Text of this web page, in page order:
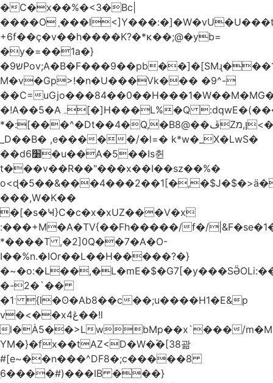
�C�x��%�<3�Bc|
+6f��ç�v��h����K?�*κ��;@�yb=
�y�=��1a�}
�ש9Pov;A�B�F���9��pb��]�[SMɻ���1v-
M�v�Gp>!�n�U���Vk��� �9^-
��C=
�!A��5�Aہ[�]H���L%�Q :dqwE�(���q��X�.bc�1d��\��#X�4��W�� Ldg
*�:[���^�Dt��4�Q,�B8@��ڦZן,מ<�oJ���ލ:�#���YLmh�Y?
_D��B� ,e�����/�l=� k*w�_X�LwS�
��d6׸�u��A�5ׅ��Is췬
t���v��R��"���x��I��sz��%�
���,W�K��
�[�s�Ҹ}C�c�x�xUZ���V�x
:���+M�A�TV{��Fh�����/f�/|&F�
*����T ,�2]0Q��7�A�O-
I��%n.�IOr��L��H�����?�}
�-2�`��
�1ˑ {l�ʘ�Ab8��c��;u����H1�E&p
v�<��xڠ4��!l
l�Ȧ5��>LwbMp��x`���/
YM�}�fx��tAZ<D�W�ؓ�[38괆
#[e~��n���^DF8�;c�����8
ַ6����#)���IB ���}